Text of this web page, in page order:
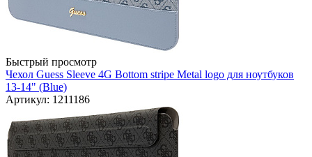
Быстрый просмотр
Чехол Guess Sleeve 4G Bottom stripe Metal logo для ноутбуков
13-14" (Blue)
Артикул: 1211186